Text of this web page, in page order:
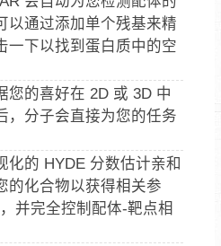
以通过添加单个残基来精
下以找到蛋白质中的空
您的喜好在 2D 或 3D 中
，分子会直接为您的任务
化的 HYDE 分数估计亲和
的化合物以获得相关参
并完全控制配体-靶点相